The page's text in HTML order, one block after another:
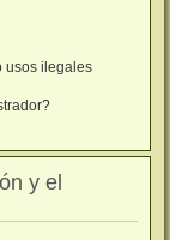
usos ilegales
y el